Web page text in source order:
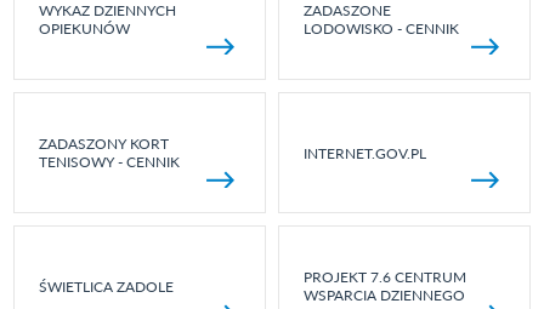
WYKAZ DZIENNYCH
OPIEKUNÓW
ZADASZONE
LODOWISKO - CENNIK
ZADASZONY KORT
TENISOWY - CENNIK
INTERNET.GOV.PL
ŚWIETLICA ZADOLE
PROJEKT 7.6 CENTRUM
WSPARCIA DZIENNEGO